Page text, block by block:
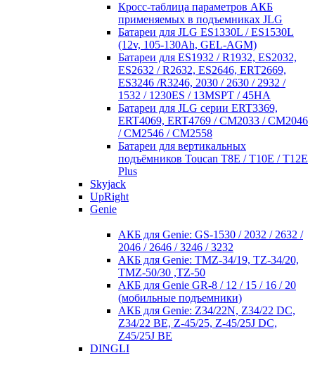
Кросc-таблица параметров АКБ
применяемых в подъемниках JLG
Батареи для JLG ES1330L / ES1530L
(12v, 105-130Ah, GEL-AGM)
Батареи для ES1932 / R1932, ES2032,
ES2632 / R2632, ES2646, ERT2669,
ES3246 /R3246, 2030 / 2630 / 2932 /
1532 / 1230ES / 13MSPT / 45HA
Батареи для JLG серии ERT3369,
ERT4069, ERT4769 / CM2033 / CM2046
/ CM2546 / CM2558
Батареи для вертикальных
подъёмников Toucan T8E / T10E / T12E
Plus
Skyjack
UpRight
Genie
АКБ для Genie: GS-1530 / 2032 / 2632 /
2046 / 2646 / 3246 / 3232
АКБ для Genie: TMZ-34/19, TZ-34/20,
TMZ-50/30 ,TZ-50
АКБ для Genie GR-8 / 12 / 15 / 16 / 20
(мобильные подъемники)
АКБ для Genie: Z34/22N, Z34/22 DC,
Z34/22 BE, Z-45/25, Z-45/25J DC,
Z45/25J BE
DINGLI